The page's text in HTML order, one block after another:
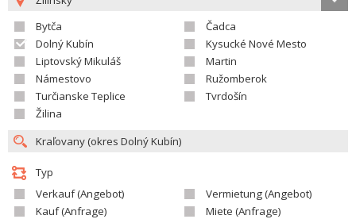
Bytča
Čadca
Dolný Kubín
Kysucké Nové Mesto
Liptovský Mikuláš
Martin
Námestovo
Ružomberok
Turčianske Teplice
Tvrdošín
Žilina
Typ
Verkauf (Angebot)
Vermietung (Angebot)
Kauf (Anfrage)
Miete (Anfrage)